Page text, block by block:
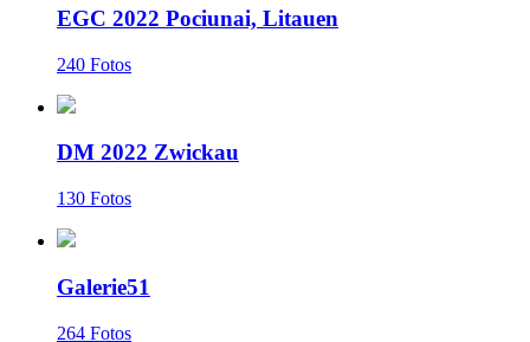
EGC 2022 Pociunai, Litauen
240 Fotos
DM 2022 Zwickau
130 Fotos
Galerie51
264 Fotos